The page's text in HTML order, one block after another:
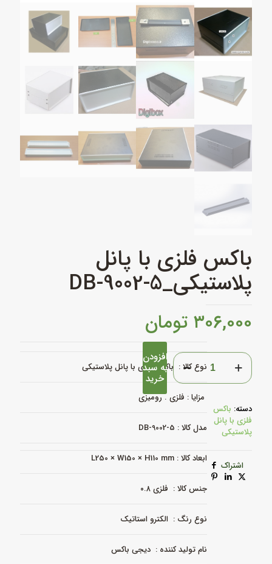
باکس فلزی با پانل
پلاستیکی_DB-9002-5
۳۰۶,۰۰۰ تومان
نوع کالا : باکس فلزی با پانل پلاستیکی
مزایا : فلزی . رومیزی
مدل کالا : DB-9002-5
ابعاد کالا : L250 × W150 × H110 mm
جنس کالا : فلزی ۰.۸
نوع رنگ : الکترو استاتیک
نام تولید کننده : دیجی باکس
باکس
فلزی
با
9002-
5
عدد
افزودن
به سبد
خرید
دسته: باکس
فلزی با پانل
پلاستیکی
اشتراک